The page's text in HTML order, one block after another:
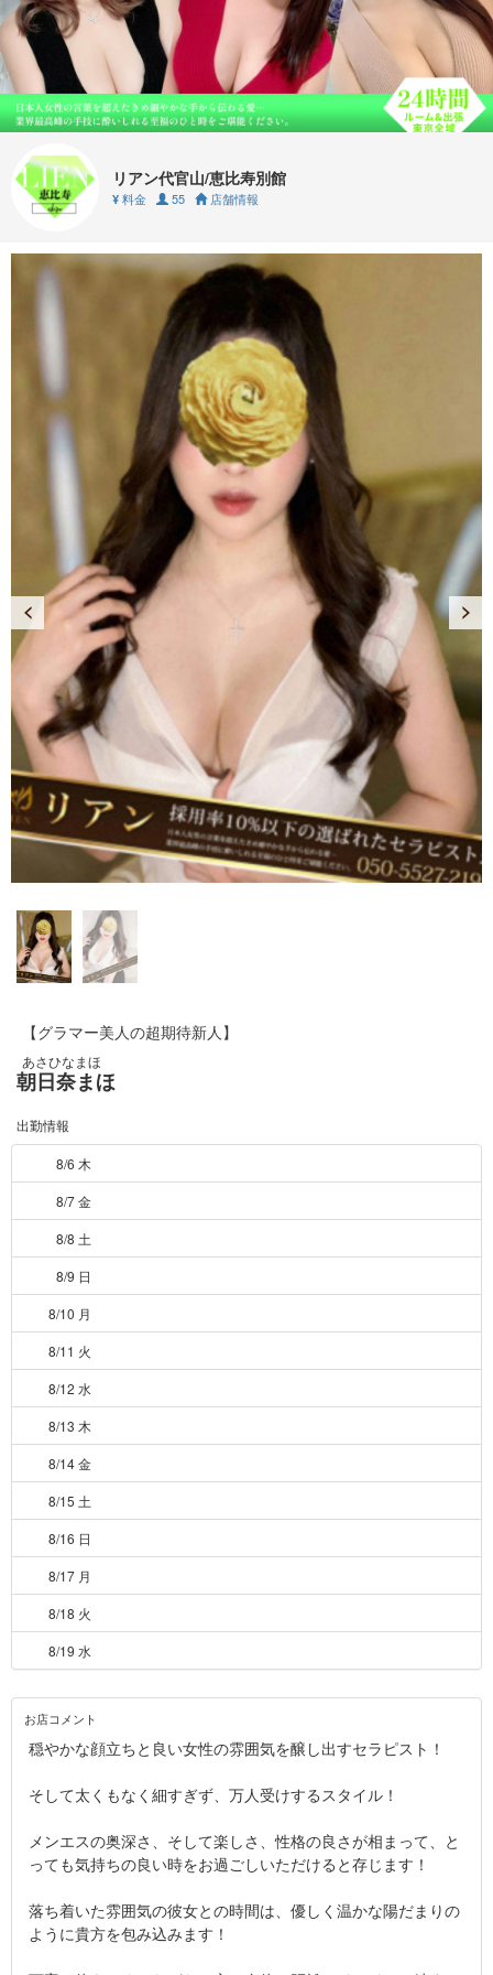
リアン代官山/恵比寿別館
¥ 料金 55 店舗情報
【グラマー美人の超期待新人】
あさひなまほ
朝日奈まほ
出勤情報
8/6 木
8/7 金
8/8 土
8/9 日
8/10 月
8/11 火
8/12 水
8/13 木
8/14 金
8/15 土
8/16 日
8/17 月
8/18 火
8/19 水
お店コメント
穏やかな顔立ちと良い女性の雰囲気を醸し出すセラピスト！
そして太くもなく細すぎず、万人受けするスタイル！
メンエスの奥深さ、そして楽しさ、性格の良さが相まって、と
っても気持ちの良い時をお過ごしいただけると存じます！
落ち着いた雰囲気の彼女との時間は、優しく温かな陽だまりの
ように貴方を包み込みます！